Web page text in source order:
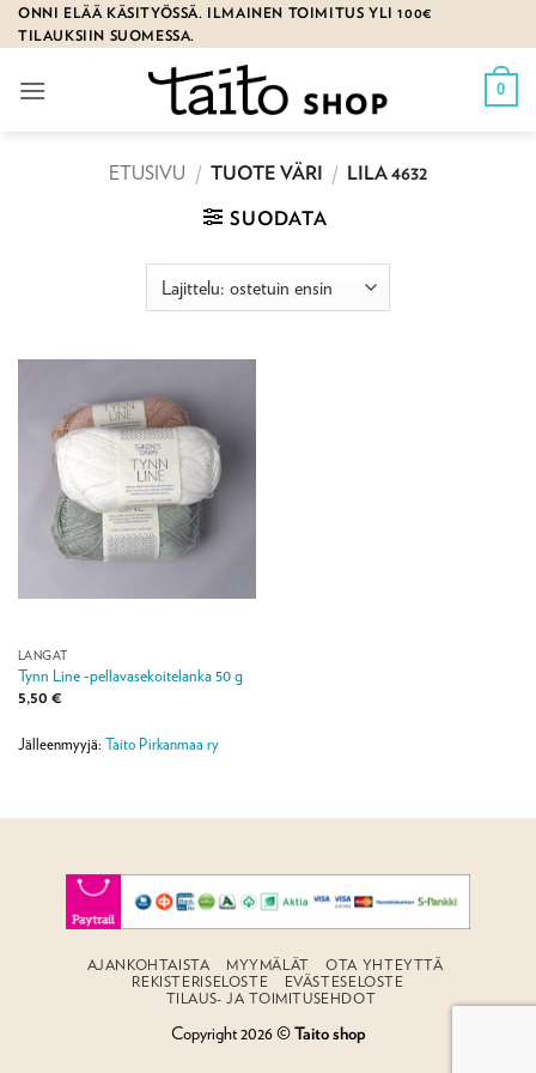
Skip
to
ONNI ELÄÄ KÄSITYÖSSÄ. ILMAINEN TOIMITUS YLI 100€
TILAUKSIIN SUOMESSA.
0
ETUSIVU / TUOTE VÄRI / LILA 4632
SUODATA
LANGAT
Tynn Line -pellavasekoitelanka 50 g
5,50 €
Jälleenmyyjä: Taito Pirkanmaa ry
AJANKOHTAISTA MYYMÄLÄT
OTA YHTEYTTÄ
REKISTERISELOSTE
EVÄSTESELOSTE
TILAUS- JA TOIMITUSEHDOT
Copyright 2026 ©Taito shop